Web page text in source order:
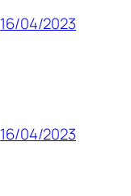
16/04/2023
16/04/2023